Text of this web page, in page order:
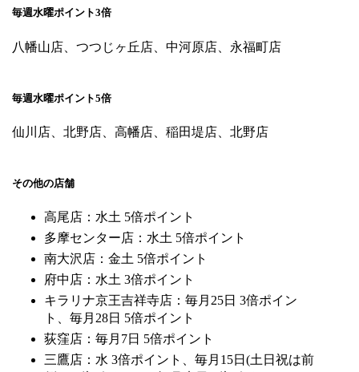
毎週水曜ポイント3倍
八幡山店、つつじヶ丘店、中河原店、永福町店
毎週水曜ポイント5倍
仙川店、北野店、高幡店、稲田堤店、北野店
その他の店舗
高尾店：水土 5倍ポイント
多摩センター店：水土 5倍ポイント
南大沢店：金土 5倍ポイント
府中店：水土 3倍ポイント
キラリナ京王吉祥寺店：毎月25日 3倍ポイン
ト、毎月28日 5倍ポイント
荻窪店：毎月7日 5倍ポイント
三鷹店：水 3倍ポイント、毎月15日(土日祝は前